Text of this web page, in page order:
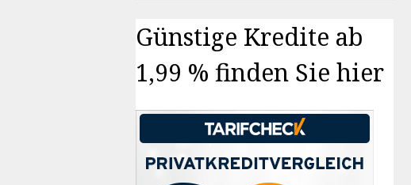
Günstige Kredite ab
1,99 % finden Sie hier